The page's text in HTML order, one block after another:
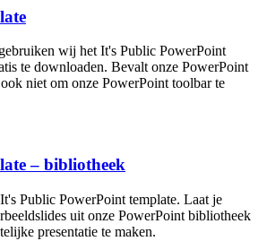
wij het It's Public PowerPoint
te downloaden. Bevalt onze PowerPoint
niet om onze PowerPoint toolbar te
– bibliotheek
Public PowerPoint template. Laat je
uit onze PowerPoint bibliotheek
presentatie te maken.